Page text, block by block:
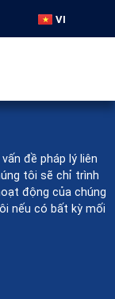
VI
EN
đề pháp lý liên
tôi sẽ chỉ trình
động của chúng
nếu có bất kỳ mối